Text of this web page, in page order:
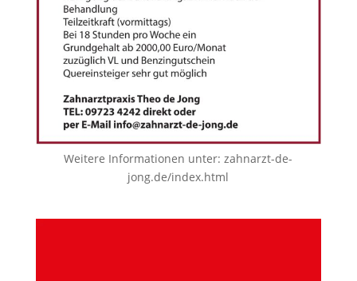
Weitere Informationen unter:zahnarzt-de-
jong.de/index.html